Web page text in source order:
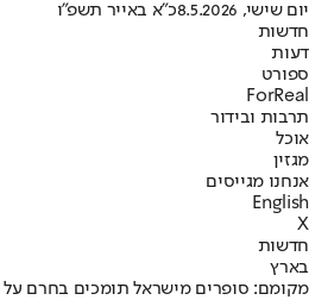
יום שישי, 8.5.2026
כ"א באייר תשפ"ו
חדשות
דעות
ספורט
ForReal
תרבות ובידור
אוכל
מגזין
אנחנו מגייסים
English
X
חדשות
בארץ
מקומם: סופרים מישראל תומכים בחרם על